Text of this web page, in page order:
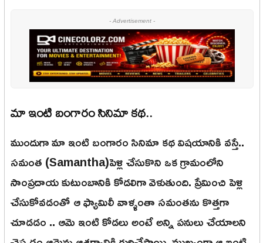
- Advertisement -
మా ఇంటి బంగారం సినిమా కథ..
ముందుగా మా ఇంటి బంగారం సినిమా కథ విషయానికి వస్తే..
సమంత (Samantha)పెళ్లి చేసుకొని ఒక గ్రామంలోని
సాంప్రదాయ కుటుంబానికి కోడలిగా వెళుతుంది. ప్రేమించి పెళ్లి
చేసుకోవడంతో ఆ ఫ్యామిలీ వాళ్ళంతా సమంతను కొత్తగా
చూడడం .. ఆమె ఇంటి కోడలు అంటే అన్ని పనులు చేయాలని